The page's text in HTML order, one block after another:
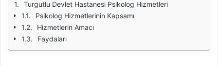
Turgutlu Devlet Hastanesi Psikolog Hizmetleri
Psikolog Hizmetlerinin Kapsamı
Hizmetlerin Amacı
Faydaları